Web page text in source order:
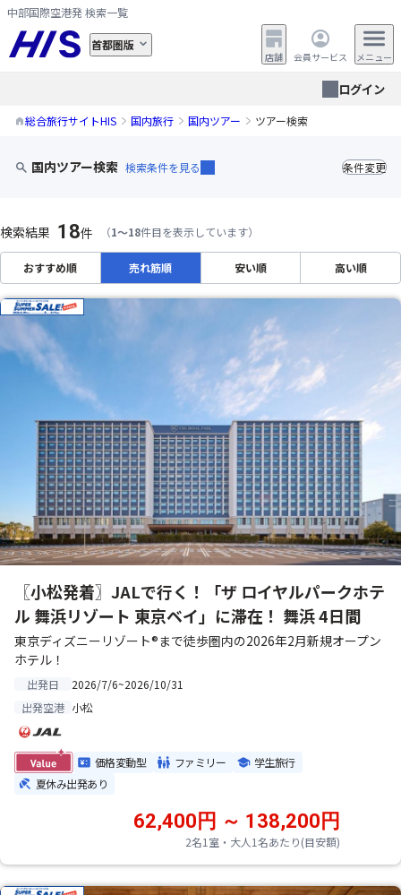
中部国際空港発 検索一覧
首都圏版
店舗 会員サービス メニュー
ログイン
総合旅行サイトHIS 国内旅行 国内ツアー ツアー検索
国内ツアー検索 検索条件を見る 条件変更
検索結果 18件 （1～18件目を表示しています）
おすすめ順 売れ筋順 安い順 高い順
〖小松発着〗JALで行く！「ザ ロイヤルパークホテ
ル 舞浜リゾート 東京ベイ」に滞在！ 舞浜 4日間
東京ディズニーリゾート®まで徒歩圏内の2026年2月新規オープン
ホテル！
出発日
2026/7/6~2026/10/31
出発空港 小松
価格変動型 ファミリー
学生旅行
夏休み出発あり
2名1室・大人1名あたり(目安額)
62,400円 ～ 138,200円